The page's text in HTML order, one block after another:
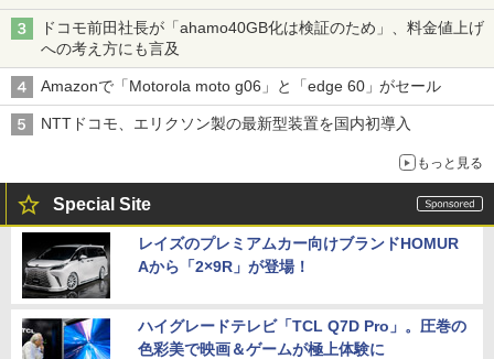
穴と楽天モバイルの課題
ドコモ前田社長が「ahamo40GB化は検証のため」、料金値上げ
への考え方にも言及
Amazonで「Motorola moto g06」と「edge 60」がセール
NTTドコモ、エリクソン製の最新型装置を国内初導入
もっと見る
Special Site
レイズのプレミアムカー向けブランドHOMUR
Aから「2×9R」が登場！
ハイグレードテレビ「TCL Q7D Pro」。圧巻の
色彩美で映画＆ゲームが極上体験に